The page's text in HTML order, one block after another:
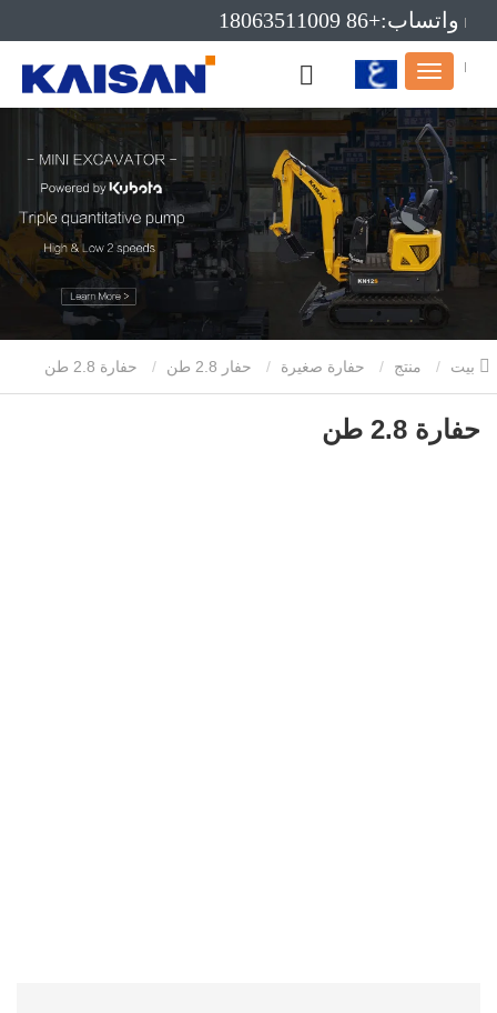
واتساب:+86 18063511009
بريد إلكتروني:info@kaisanmachinery.com
منتج حفارة صغيرة حفار 2.8 طن
حفارة 2.8 طن